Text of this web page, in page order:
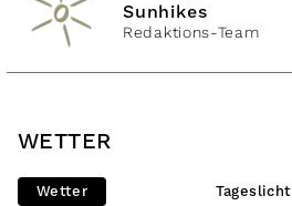
Sunhikes
Redaktions-Team
WETTER
Wetter Tageslicht